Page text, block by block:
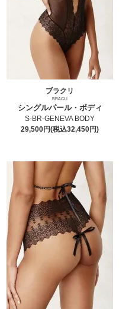
ブラクリ
BRACLI
シングルパール・ボディ
S-BR-GENEVA BODY
29,500円(税込32,450円)